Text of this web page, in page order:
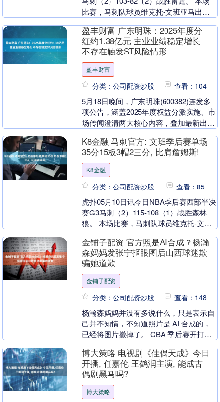
比赛，马刺队球员维克托-文班亚马出战
盈丰财富 广东明珠：2025年度分
红约1.38亿元 主业业绩稳定增长
不存在触发ST风险情形
盈丰财富
分类：公司配资炒股 查看：104
5月18日晚间，广东明珠(600382)连发多
项公告，涵盖2025年度权益分派实施、市
场传闻澄清两大核心内容，叠加最新出炉
K8金融 马刺官方: 文班季后赛单场
35分15板3帽2三分, 比肩詹姆斯!
K8金融
分类：公司配资炒股 查看：85
虎扑05月10日讯今日NBA季后赛西部半决
赛G3马刺（2）115-108（1）战胜森林
狼。 本场比赛，马刺队球员维克托-文班
金铺子配资 官方照是AI合成？杨瀚
森妈妈发张宁抠眼图后山西球迷欺
骗她道歉
金铺子配资
分类：公司配资炒股 查看：148
杨瀚森妈妈并没有多说什么，只是表示自
己并不知情，不知道照片是 AI 合成的，
已经将图片撤掉了。 CBA 季后赛开打，
赛....
博大策略 电视剧《佳偶天成》今日
开播, 任嘉伦 王鹤润主演, 能成古
偶剧黑马吗?
博大策略